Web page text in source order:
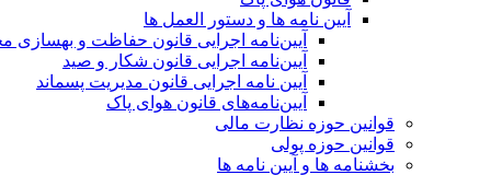
آیین نامه ها و دستور العمل ها
آیین‌نامه اجرایی قانون حفاظت و
آیین‌نامه اجرایی قانون شکار و صید
آیین نامه اجرایی قانون مدیریت پسماند
آیین‌نامه‌های قانون هوای پاک
قوانین حوزه نظارت مالی
قوانین حوزه پولی
بخشنامه ها و آیین نامه ها